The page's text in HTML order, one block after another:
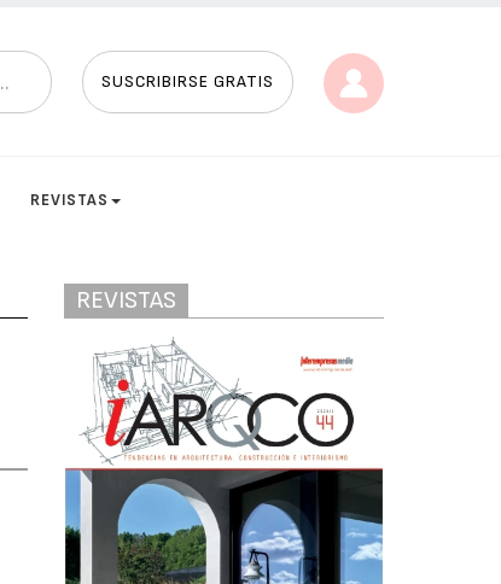
SUSCRIBIRSE GRATIS
REVISTAS
REVISTAS